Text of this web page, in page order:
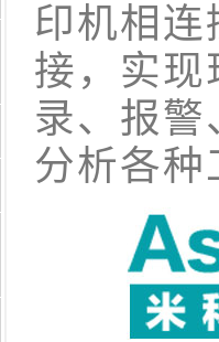
印机相
接，实现
录、报
分析各